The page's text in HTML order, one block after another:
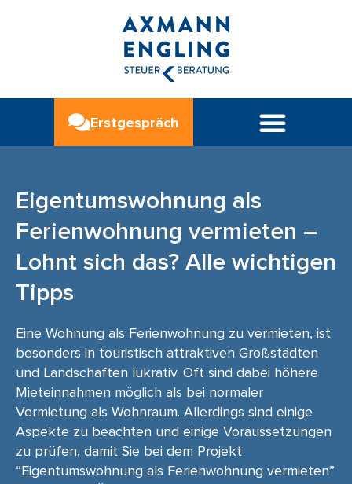
Erstgespräch
Eigentumswohnung als
Ferienwohnung vermieten –
Lohnt sich das? Alle wichtigen
Tipps
Eine Wohnung als Ferienwohnung zu vermieten, ist
besonders in touristisch attraktiven Großstädten
und Landschaften lukrativ. Oft sind dabei höhere
Mieteinnahmen möglich als bei normaler
Vermietung als Wohnraum. Allerdings sind einige
Aspekte zu beachten und einige Voraussetzungen
zu prüfen, damit Sie bei dem Projekt
“Eigentumswohnung als Ferienwohnung vermieten”